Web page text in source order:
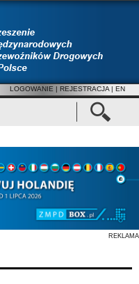
LOGOWANIE | REJESTRACJA | EN
REKLAMA